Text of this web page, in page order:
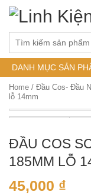
DANH MỤC SẢN
Home / Đầu Cos- Đầu
lỗ 14mm
ĐẦU COS
185MM LỖ
45,000 ₫